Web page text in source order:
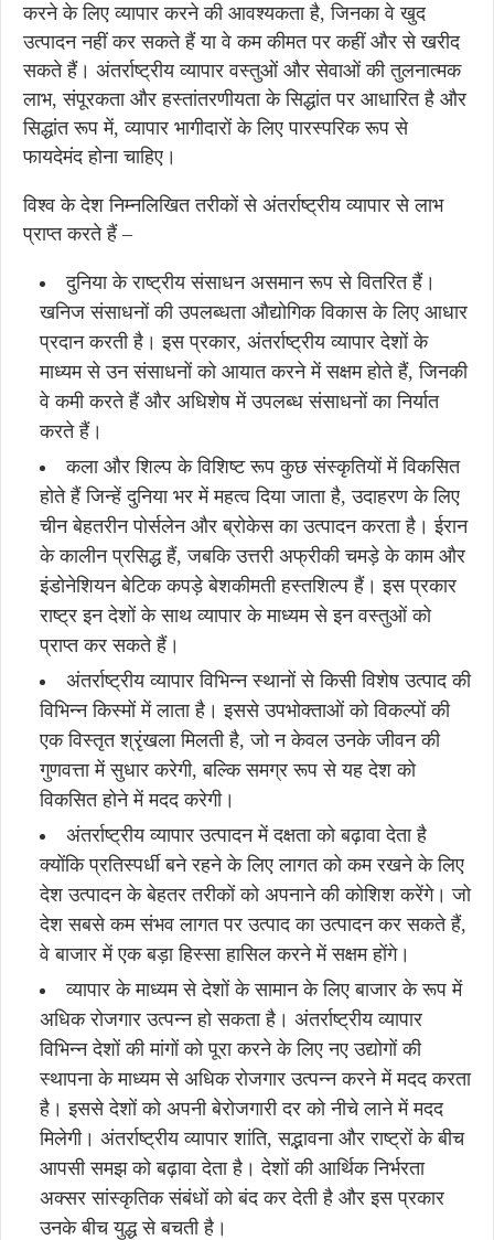
करने के लिए व्यापार करने की आवश्यकता है, जिनका वे खुद
उत्पादन नहीं कर सकते हैं या वे कम कीमत पर कहीं और से खरीद
सकते हैं। अंतर्राष्ट्रीय व्यापार वस्तुओं और सेवाओं की तुलनात्मक
लाभ, संपूरकता और हस्तांतरणीयता के सिद्धांत पर आधारित है और
सिद्धांत रूप में, व्यापार भागीदारों के लिए पारस्परिक रूप से
फायदेमंद होना चाहिए।
विश्व के देश निम्नलिखित तरीकों से अंतर्राष्ट्रीय व्यापार से लाभ
प्राप्त करते हैं –
दुनिया के राष्ट्रीय संसाधन असमान रूप से वितरित हैं।
खनिज संसाधनों की उपलब्धता औद्योगिक विकास के लिए आधार
प्रदान करती है। इस प्रकार, अंतर्राष्ट्रीय व्यापार देशों के
माध्यम से उन संसाधनों को आयात करने में सक्षम होते हैं, जिनकी
वे कमी करते हैं और अधिशेष में उपलब्ध संसाधनों का निर्यात
करते हैं।
कला और शिल्प के विशिष्ट रूप कुछ संस्कृतियों में विकसित
होते हैं जिन्हें दुनिया भर में महत्व दिया जाता है, उदाहरण के लिए
चीन बेहतरीन पोर्सलेन और ब्रोकेस का उत्पादन करता है। ईरान
के कालीन प्रसिद्ध हैं, जबकि उत्तरी अफ्रीकी चमड़े के काम और
इंडोनेशियन बेटिक कपड़े बेशकीमती हस्तशिल्प हैं। इस प्रकार
राष्ट्र इन देशों के साथ व्यापार के माध्यम से इन वस्तुओं को
प्राप्त कर सकते हैं।
अंतर्राष्ट्रीय व्यापार विभिन्न स्थानों से किसी विशेष उत्पाद की
विभिन्न किस्मों में लाता है। इससे उपभोक्ताओं को विकल्पों की
एक विस्तृत श्रृंखला मिलती है, जो न केवल उनके जीवन की
गुणवत्ता में सुधार करेगी, बल्कि समग्र रूप से यह देश को
विकसित होने में मदद करेगी।
अंतर्राष्ट्रीय व्यापार उत्पादन में दक्षता को बढ़ावा देता है
क्योंकि प्रतिस्पर्धी बने रहने के लिए लागत को कम रखने के लिए
देश उत्पादन के बेहतर तरीकों को अपनाने की कोशिश करेंगे। जो
देश सबसे कम संभव लागत पर उत्पाद का उत्पादन कर सकते हैं,
वे बाजार में एक बड़ा हिस्सा हासिल करने में सक्षम होंगे।
व्यापार के माध्यम से देशों के सामान के लिए बाजार के रूप में
अधिक रोजगार उत्पन्न हो सकता है। अंतर्राष्ट्रीय व्यापार
विभिन्न देशों की मांगों को पूरा करने के लिए नए उद्योगों की
स्थापना के माध्यम से अधिक रोजगार उत्पन्न करने में मदद करता
है। इससे देशों को अपनी बेरोजगारी दर को नीचे लाने में मदद
मिलेगी। अंतर्राष्ट्रीय व्यापार शांति, सद्भावना और राष्ट्रों के बीच
आपसी समझ को बढ़ावा देता है। देशों की आर्थिक निर्भरता
अक्सर सांस्कृतिक संबंधों को बंद कर देती है और इस प्रकार
उनके बीच युद्ध से बचती है।